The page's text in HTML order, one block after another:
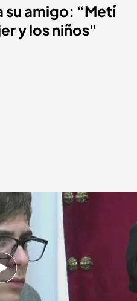
su amigo: “Metí
y los niños"